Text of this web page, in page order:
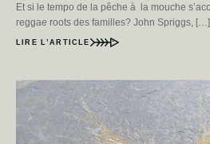
Et si le tempo de la pêche à la mouche
reggae roots des familles? John Spriggs, […]
LIRE L’ARTICLE